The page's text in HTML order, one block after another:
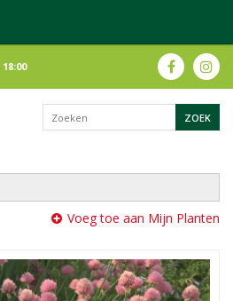
18:00
Voeg toe aan Mijn Planten